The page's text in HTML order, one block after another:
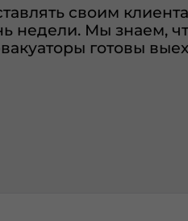
своим
недели. Мы знаем,
готовы